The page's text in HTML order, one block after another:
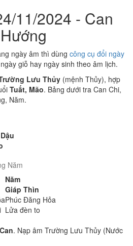
11/2024 - Can
ngày âm thì dùng công cụ đổi ngày
giỗ hay ngày sinh theo âm lịch.
Lưu Thủy (mệnh Thủy), hợp
Tuất, Mão. Bảng dưới tra Can Chi,
Năm.
Năm
Năm
Giáp Thìn
Phúc Đăng Hỏa
Lửa đèn to
. Nạp âm Trường Lưu Thủy (Nước